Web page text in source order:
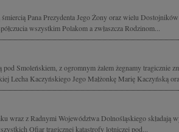
Pana Prezydenta Jego Żony oraz wielu
wszystkim Polakom a zwłaszcza Rodzinom...
pod Smoleńskiem, z ogromnym żalem żegnamy tragicznie
Lecha Kaczyńskiego Jego Małżonkę Marię Kaczyńską
wraz z Radnymi Województwa Dolnośląskiego składają
Ofiar tragicznej katastrofy lotniczej pod...